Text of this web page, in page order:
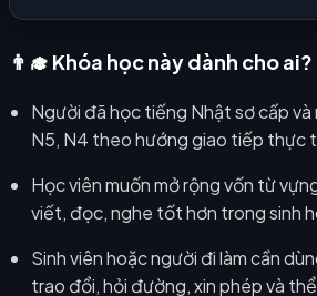
👨‍🎓 Khóa học này dành cho ai?
Người đã học tiếng Nhật sơ cấp
N5, N4 theo hướng giao tiếp thực
Học viên muốn mở rộng vốn từ
viết, đọc, nghe tốt hơn trong sinh
Sinh viên hoặc người đi làm cần
trao đổi, hỏi đường, xin phép và